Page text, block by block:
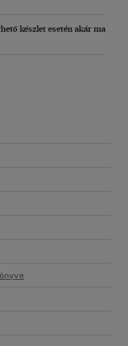
készlet esetén akár ma